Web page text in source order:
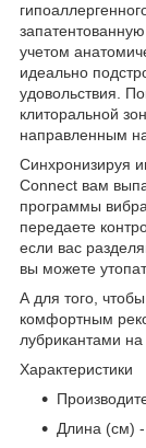
учетом
идеально
удовольствия.
клиторальной
направленным
Синхронизируя
Connect вам
программы
передаете
если вас
вы можете
А для того,
комфортным
лубрикантами
Характеристики
Длина (см)